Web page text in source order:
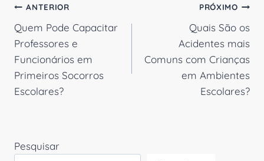
Navegação
de
Post
ANTERIOR
Quem Pode Capacitar
Professores e
Funcionários em
Primeiros Socorros
Escolares?
PRÓXIMO
Quais São os
Acidentes mais
Comuns com Crianças
em Ambientes
Escolares?
Pesquisar